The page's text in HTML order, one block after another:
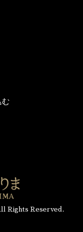
む
Rights Reserved.